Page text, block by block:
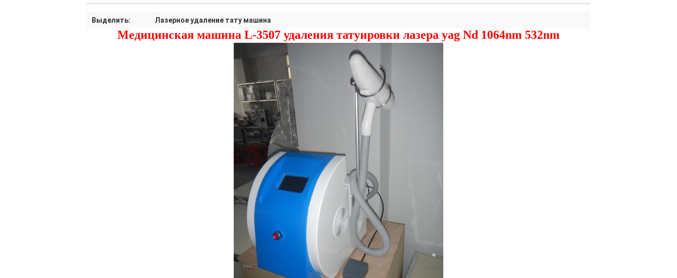
Выделить: Лазерное удаление тату машина
Медицинская машина L-3507 удаления татуировки лазера yag Nd 1064nm 532nm